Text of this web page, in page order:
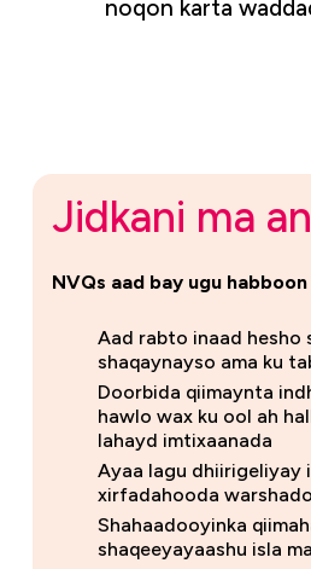
noqon karta
Jidkani ma
NVQs aad bay ugu
Aad rabto inaad hesho
shaqaynayso ama ku
Doorbida qiimaynta
hawlo wax ku ool ah
lahayd imtixaanada
Ayaa lagu dhiirigeliyay
xirfadahooda
Shahaadooyinka
shaqeeyayaashu isla